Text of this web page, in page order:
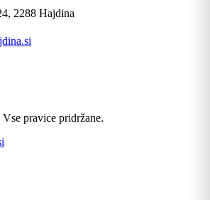
2288 Hajdina
pravice pridržane.